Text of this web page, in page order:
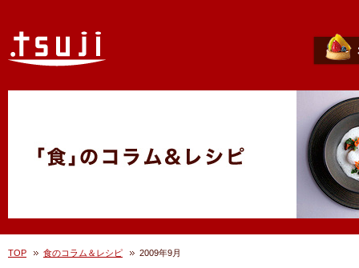
TOP 食のコラム＆レシピ 2009年9月